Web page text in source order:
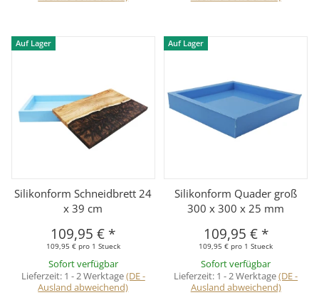
Auf Lager
Silikonform Schneidbrett 24
x 39 cm
109,95 € *
109,95 € pro 1 Stueck
Sofort verfügbar
Lieferzeit: 1 - 2 Werktage(DE -
Ausland abweichend)
Auf Lager
Silikonform Quader groß
300 x 300 x 25 mm
109,95 € *
109,95 € pro 1 Stueck
Sofort verfügbar
Lieferzeit: 1 - 2 Werktage(DE -
Ausland abweichend)